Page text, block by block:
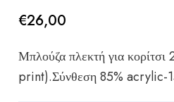
€26,00
Μπλούζα πλεκτή για
print).Σύνθεση 85% acrylic-